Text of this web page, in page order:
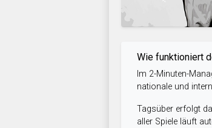
Wie funktioniert
Im 2-Minuten-
nationale und
Tagsüber erfolgt
aller Spiele läuft